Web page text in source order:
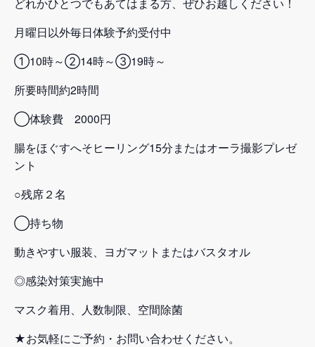
月曜日以外毎日体験予約受付中
①10時～②14時～③19時～
所要時間約2時間
◯体験費 2000円
腸をほぐすへそヒーリング15分またはオーラ撮影プレゼ
ント
○残席２名
◯持ち物
動きやすい服装、ヨガマットまたはバスタオル
◎感染対策実施中
マスク着用、人数制限、空間除菌
★お気軽にご予約・お問い合わせください。